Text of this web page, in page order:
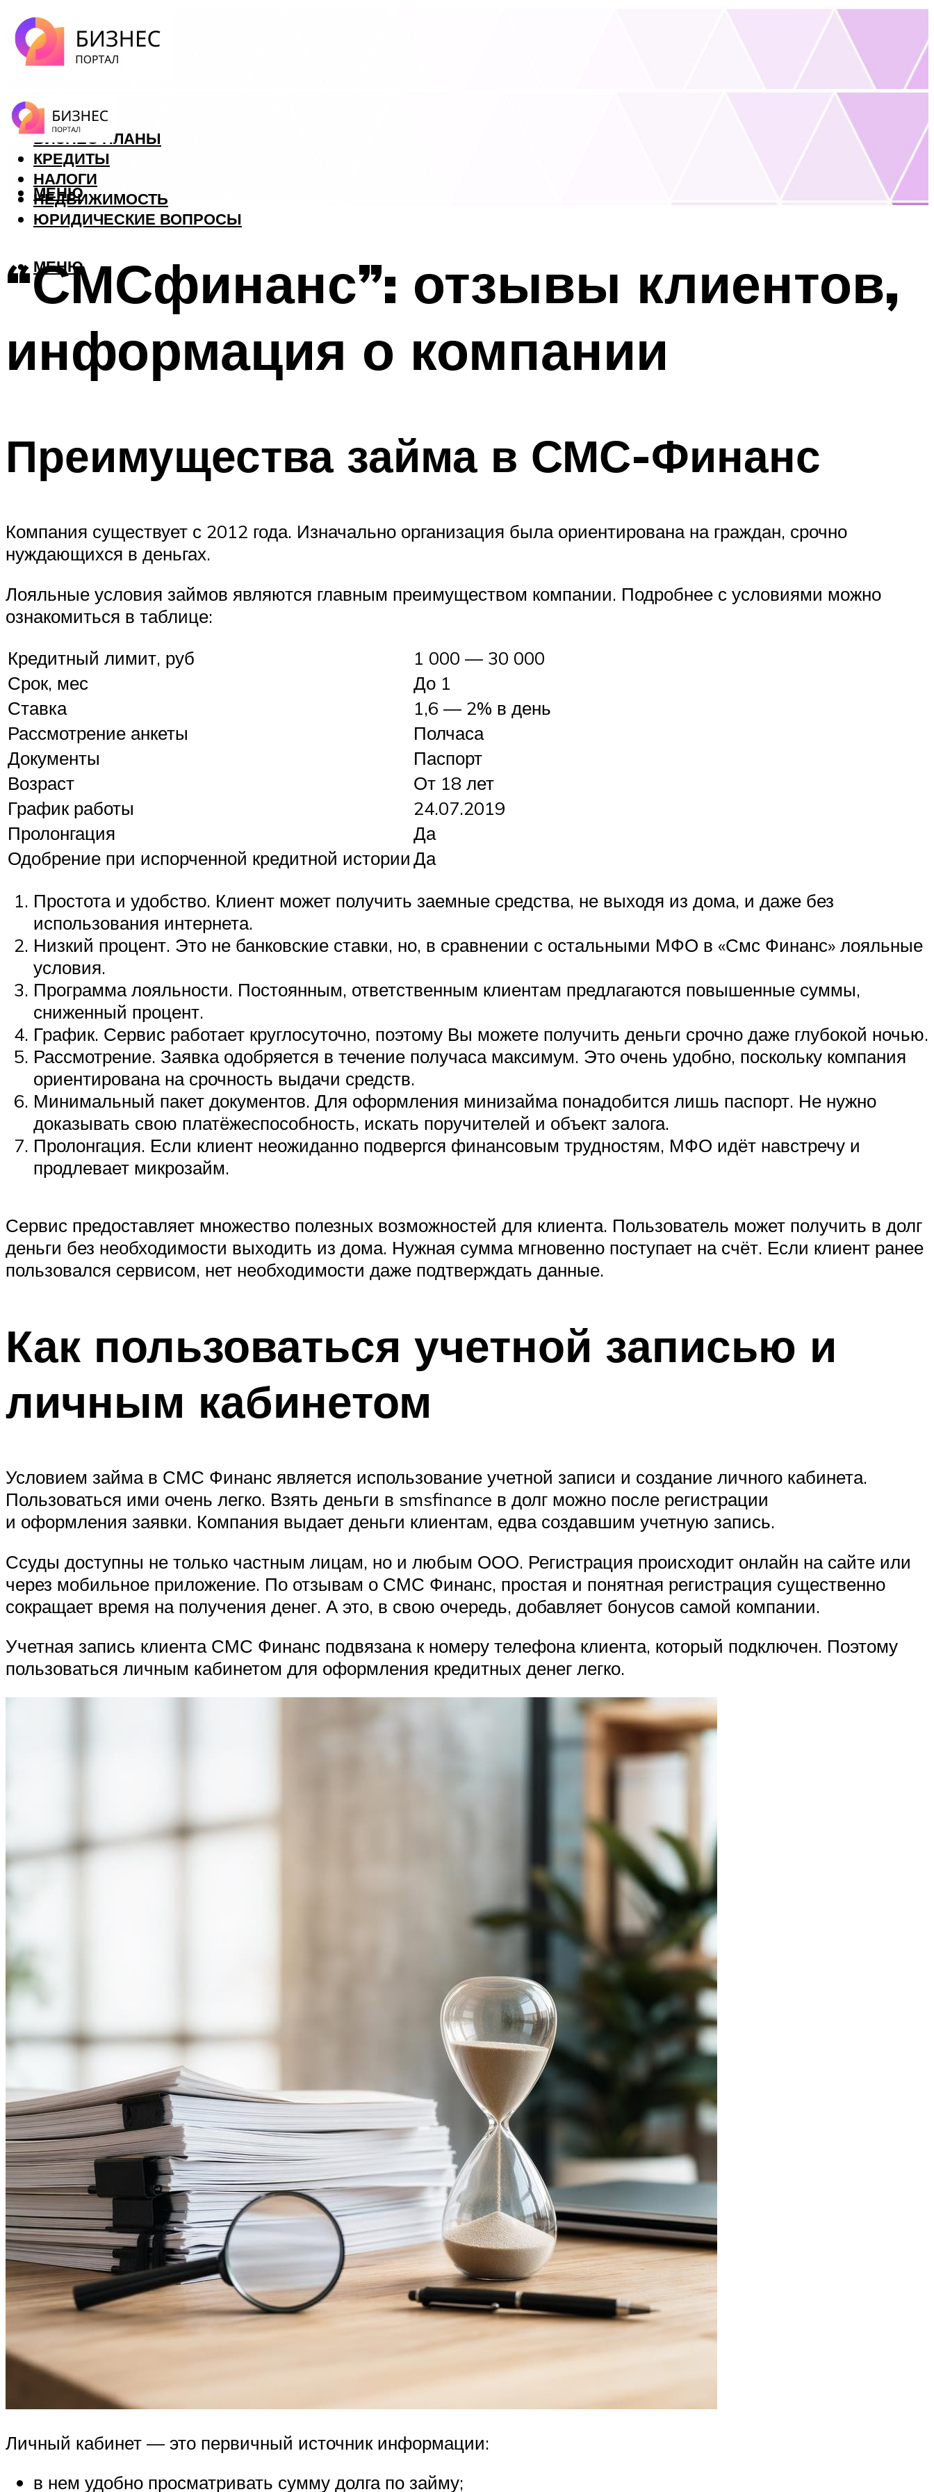
ФОРЕКС
БИЗНЕС ПЛАНЫ
КРЕДИТЫ
НАЛОГИ
НЕДВИЖИМОСТЬ
ЮРИДИЧЕСКИЕ ВОПРОСЫ
МЕНЮ
МЕНЮ
“СМСфинанс”: отзывы клиентов,
информация о компании
Преимущества займа в СМС-Финанс
Компания существует с 2012 года. Изначально организация была ориентирована на граждан, срочно
нуждающихся в деньгах.
Лояльные условия займов являются главным преимуществом компании. Подробнее с условиями можно
ознакомиться в таблице:
Кредитный лимит, руб
1 000 — 30 000
Срок, мес
До 1
Ставка
1,6 — 2% в день
Рассмотрение анкеты
Полчаса
Документы
Паспорт
Возраст
От 18 лет
График работы
24.07.2019
Пролонгация
Да
Одобрение при испорченной кредитной историиДа
Простота и удобство. Клиент может получить заемные средства, не выходя из дома, и даже без
использования интернета.
Низкий процент. Это не банковские ставки, но, в сравнении с остальными МФО в «Смс Финанс» лояльные
условия.
Программа лояльности. Постоянным, ответственным клиентам предлагаются повышенные суммы,
сниженный процент.
График. Сервис работает круглосуточно, поэтому Вы можете получить деньги срочно даже глубокой ночью.
Рассмотрение. Заявка одобряется в течение получаса максимум. Это очень удобно, поскольку компания
ориентирована на срочность выдачи средств.
Минимальный пакет документов. Для оформления минизайма понадобится лишь паспорт. Не нужно
доказывать свою платёжеспособность, искать поручителей и объект залога.
Пролонгация. Если клиент неожиданно подвергся финансовым трудностям, МФО идёт навстречу и
продлевает микрозайм.
Сервис предоставляет множество полезных возможностей для клиента. Пользователь может получить в долг
деньги без необходимости выходить из дома. Нужная сумма мгновенно поступает на счёт. Если клиент ранее
пользовался сервисом, нет необходимости даже подтверждать данные.
Как пользоваться учетной записью и
личным кабинетом
Условием займа в СМС Финанс является использование учетной записи и создание личного кабинета.
Пользоваться ими очень легко. Взять деньги в smsfinance в долг можно после регистрации
и оформления заявки. Компания выдает деньги клиентам, едва создавшим учетную запись.
Ссуды доступны не только частным лицам, но и любым ООО. Регистрация происходит онлайн на сайте или
через мобильное приложение. По отзывам о СМС Финанс, простая и понятная регистрация существенно
сокращает время на получения денег. А это, в свою очередь, добавляет бонусов самой компании.
Учетная запись клиента СМС Финанс подвязана к номеру телефона клиента, который подключен. Поэтому
пользоваться личным кабинетом для оформления кредитных денег легко.
Личный кабинет — это первичный источник информации:
в нем удобно просматривать сумму долга по займу;